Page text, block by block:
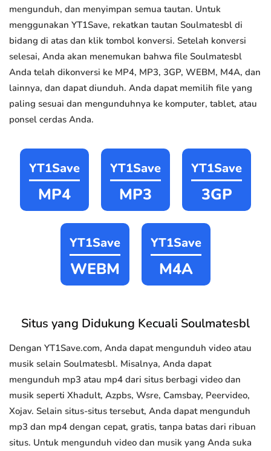
mengunduh, dan menyimpan semua tautan. Untuk
menggunakan YT1Save, rekatkan tautan Soulmatesbl di
bidang di atas dan klik tombol konversi. Setelah konversi
selesai, Anda akan menemukan bahwa file Soulmatesbl
Anda telah dikonversi ke MP4, MP3, 3GP, WEBM, M4A, dan
lainnya, dan dapat diunduh. Anda dapat memilih file yang
paling sesuai dan mengunduhnya ke komputer, tablet, atau
ponsel cerdas Anda.
YT1Save
MP4
YT1Save
MP3
YT1Save
3GP
YT1Save
WEBM
YT1Save
M4A
Situs yang Didukung Kecuali Soulmatesbl
Dengan YT1Save.com, Anda dapat mengunduh video atau
musik selain Soulmatesbl. Misalnya, Anda dapat
mengunduh mp3 atau mp4 dari situs berbagi video dan
musik seperti Xhadult, Azpbs, Wsre, Camsbay, Peervideo,
Xojav. Selain situs-situs tersebut, Anda dapat mengunduh
mp3 dan mp4 dengan cepat, gratis, tanpa batas dari ribuan
situs. Untuk mengunduh video dan musik yang Anda suka